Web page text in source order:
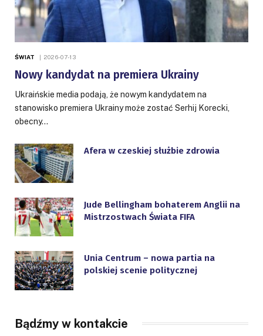
ŚWIAT 2026-07-13
Nowy kandydat na premiera Ukrainy
Ukraińskie media podają, że nowym kandydatem na
stanowisko premiera Ukrainy może zostać Serhij Korecki,
obecny…
Afera w czeskiej służbie zdrowia
Jude Bellingham bohaterem Anglii na
Mistrzostwach Świata FIFA
Unia Centrum – nowa partia na
polskiej scenie politycznej
Bądźmy w kontakcie